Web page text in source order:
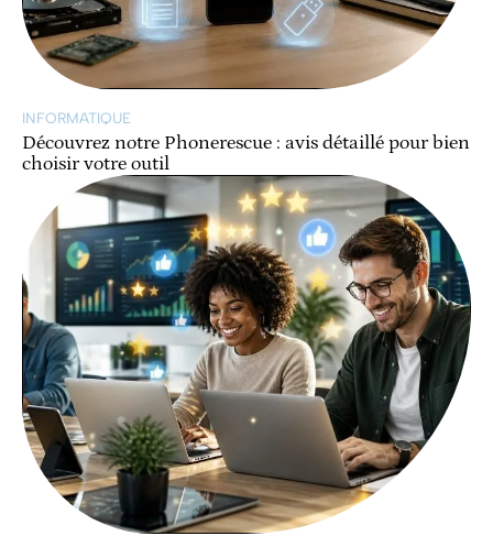
INFORMATIQUE
Découvrez notre Phonerescue : avis détaillé pour bien
choisir votre outil